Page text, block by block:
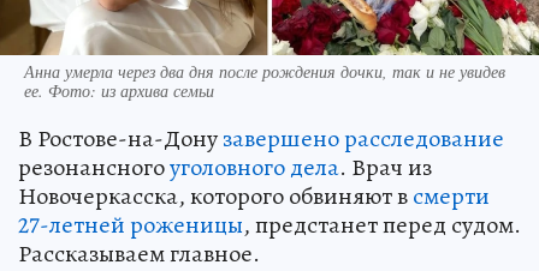
Анна умерла через два дня после рождения дочки, так и не увидев
ее. Фото: из архива семьи
В Ростове-на-Донузавершено расследование
резонансногоуголовного дела. Врач из
Новочеркасска, которого обвиняют всмерти
27-летней роженицы, предстанет перед судом.
Рассказываем главное.